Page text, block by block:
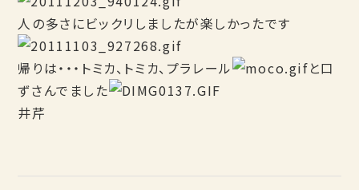
人の多さにビックリしましたが楽しかったです
帰りは・・・トミカ、トミカ、プラレール
と口
ずさんでました
井芹